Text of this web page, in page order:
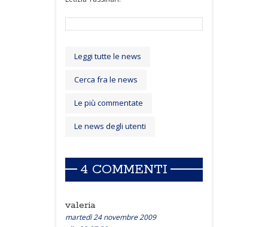
Leggi tutte le news
Cerca fra le news
Le più commentate
Le news degli utenti
4 COMMENTI
valeria
martedì 24 novembre 2009